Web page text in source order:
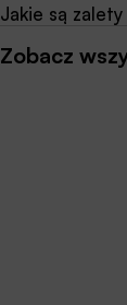
Jakie są
Zobacz